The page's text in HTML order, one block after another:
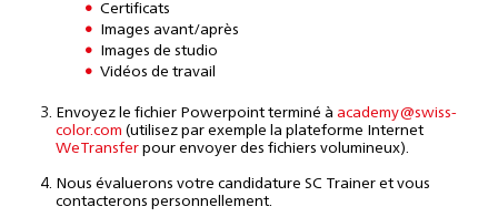
Certificats
Images avant/après
Images de studio
Vidéos de travail
Envoyez le fichier Powerpoint terminé à academy@swiss-
color.com (utilisez par exemple la plateforme Internet
WeTransfer pour envoyer des fichiers volumineux).
Nous évaluerons votre candidature SC Trainer et vous
contacterons personnellement.